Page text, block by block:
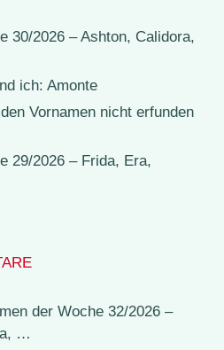
30/2026 – Ashton, Calidora,
ich: Amonte
Vornamen nicht erfunden
29/2026 – Frida, Era,
der Woche 32/2026 –
…